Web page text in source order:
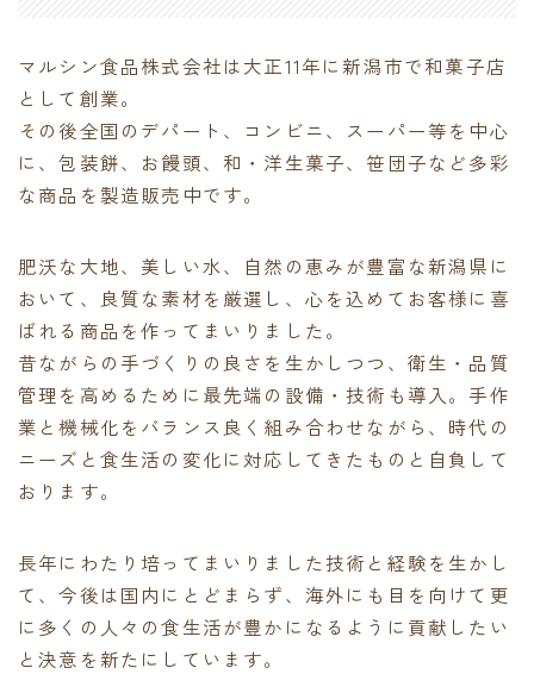
マルシン食品株式会社は大正11年に新潟市で和菓子店
として創業。
その後全国のデパート、コンビニ、スーパー等を中心
に、包装餅、お饅頭、和・洋生菓子、笹団子など多彩
な商品を製造販売中です。
肥沃な大地、美しい水、自然の恵みが豊富な新潟県に
おいて、良質な素材を厳選し、心を込めてお客様に喜
ばれる商品を作ってまいりました。
昔ながらの手づくりの良さを生かしつつ、衛生・品質
管理を高めるために最先端の設備・技術も導入。手作
業と機械化をバランス良く組み合わせながら、時代の
ニーズと食生活の変化に対応してきたものと自負して
おります。
長年にわたり培ってまいりました技術と経験を生かし
て、今後は国内にとどまらず、海外にも目を向けて更
に多くの人々の食生活が豊かになるように貢献したい
と決意を新たにしています。